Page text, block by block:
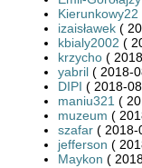
Kierunkowy22
izaisławek (
kbialy2002 (
krzycho (
yabril ( 2018-
DIPI ( 2018-
maniu321 (
muzeum (
szafar ( 2018-
jefferson (
Maykon (